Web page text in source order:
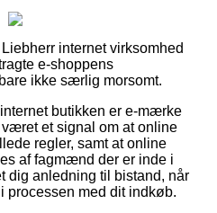
internet virksomhed
e-shoppens
ikke særlig morsomt.
butikken er e-mærke
et signal om at online
regler, samt at online
af fagmænd der er inde i
dig anledning til bistand, når
processen med dit indkøb.